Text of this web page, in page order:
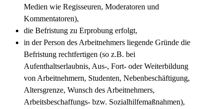
Medien wie Regisseuren, Moderatoren und
Kommentatoren),
die Befristung zu Erprobung erfolgt,
in der Person des Arbeitnehmers liegende Gründe die
Befristung rechtfertigen (so z.B. bei
Aufenthaltserlaubnis, Aus-, Fort- oder Weiterbildung
von Arbeitnehmern, Studenten, Nebenbeschäftigung,
Altersgrenze, Wunsch des Arbeitnehmers,
Arbeitsbeschaffungs- bzw. Sozialhilfemaßnahmen),